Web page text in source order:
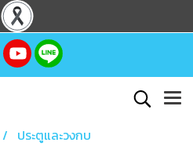
ประตูและวงกบ